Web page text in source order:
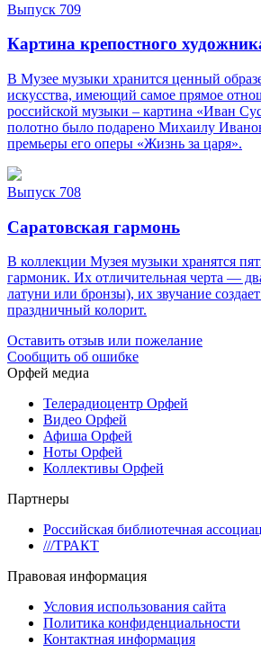
Выпуск 709
Картина крепостного
В Музее музыки хранится ценный
искусства, имеющий самое прямое
российской музыки – картина «Иван
полотно было подарено Михаилу
премьеры его оперы «Жизнь за царя».
Выпуск 708
Саратовская гармонь
В коллекции Музея музыки хранятся
гармоник. Их отличительная черта —
латуни или бронзы), их звучание
праздничный колорит.
Оставить отзыв или пожелание
Сообщить об ошибке
Орфей медиа
Телерадиоцентр Орфей
Видео Орфей
Афиша Орфей
Ноты Орфей
Коллективы Орфей
Партнеры
Российская библиотечная
///ТРАКТ
Правовая информация
Условия использования сайта
Политика конфиденциальности
Контактная информация